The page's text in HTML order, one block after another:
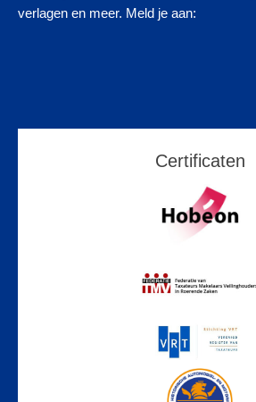
verlagen en meer. Meld je aan:
Certificaten